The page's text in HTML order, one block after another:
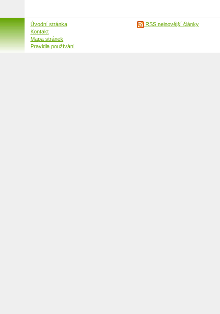
Úvodní stránka
Kontakt
Mapa stránek
Pravidla používání
RSS nejnovější články